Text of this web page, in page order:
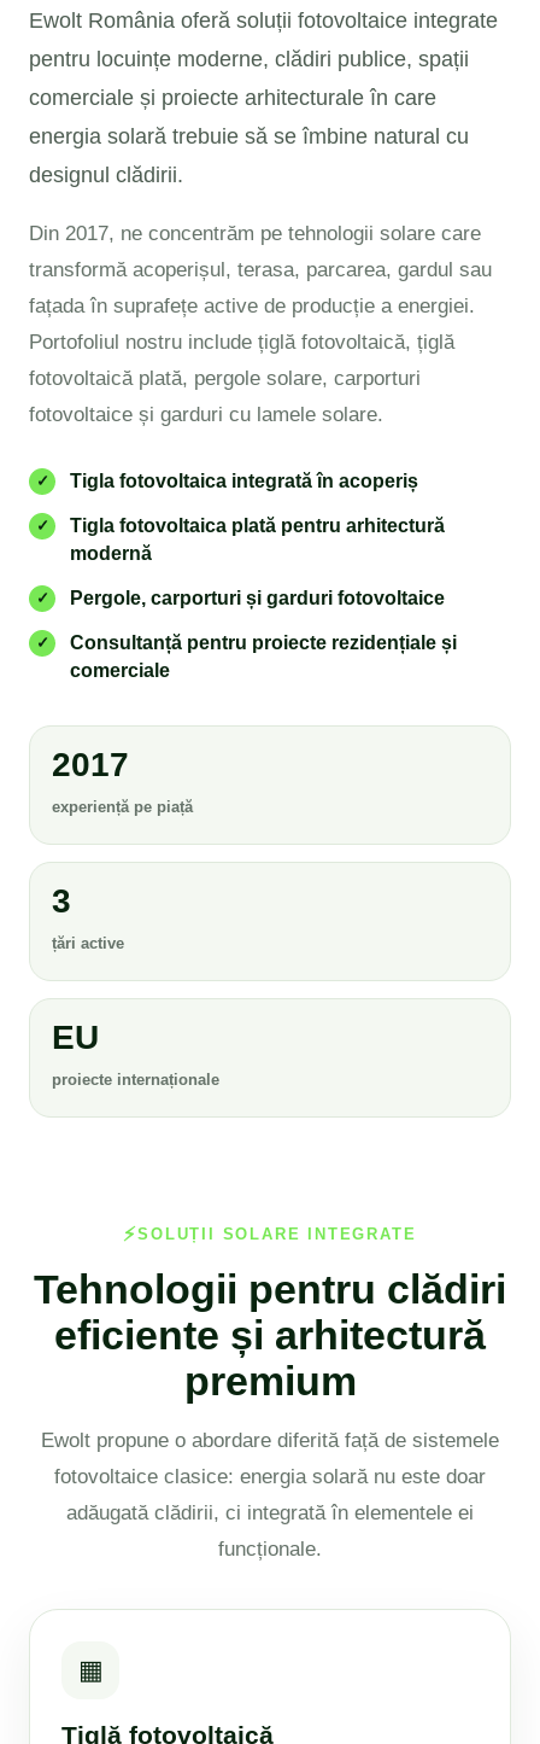
Ewolt România oferă soluții fotovoltaice integrate
pentru locuințe moderne, clădiri publice, spații
comerciale și proiecte arhitecturale în care
energia solară trebuie să se îmbine natural cu
designul clădirii.
Din 2017, ne concentrăm pe tehnologii solare care
transformă acoperișul, terasa, parcarea, gardul sau
fațada în suprafețe active de producție a energiei.
Portofoliul nostru include țiglă fotovoltaică, țiglă
fotovoltaică plată, pergole solare, carporturi
fotovoltaice și garduri cu lamele solare.
✓ Tigla fotovoltaica integrată în acoperiș
✓
Tigla fotovoltaica plată pentru arhitectură
modernă
✓ Pergole, carporturi și garduri fotovoltaice
✓
Consultanță pentru proiecte rezidențiale și
comerciale
2017
experiență pe piață
3
țări active
EU
proiecte internaționale
SOLUȚII SOLARE INTEGRATE
Tehnologii pentru clădiri
eficiente și arhitectură
premium
Ewolt propune o abordare diferită față de sistemele
fotovoltaice clasice: energia solară nu este doar
adăugată clădirii, ci integrată în elementele ei
funcționale.
▦
Țiglă fotovoltaică